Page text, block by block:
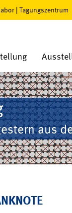
| Tagungszentrum
aus